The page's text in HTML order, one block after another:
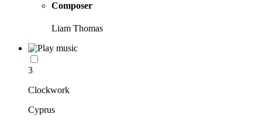
Composer
Liam Thomas
3
Clockwork
Cyprus